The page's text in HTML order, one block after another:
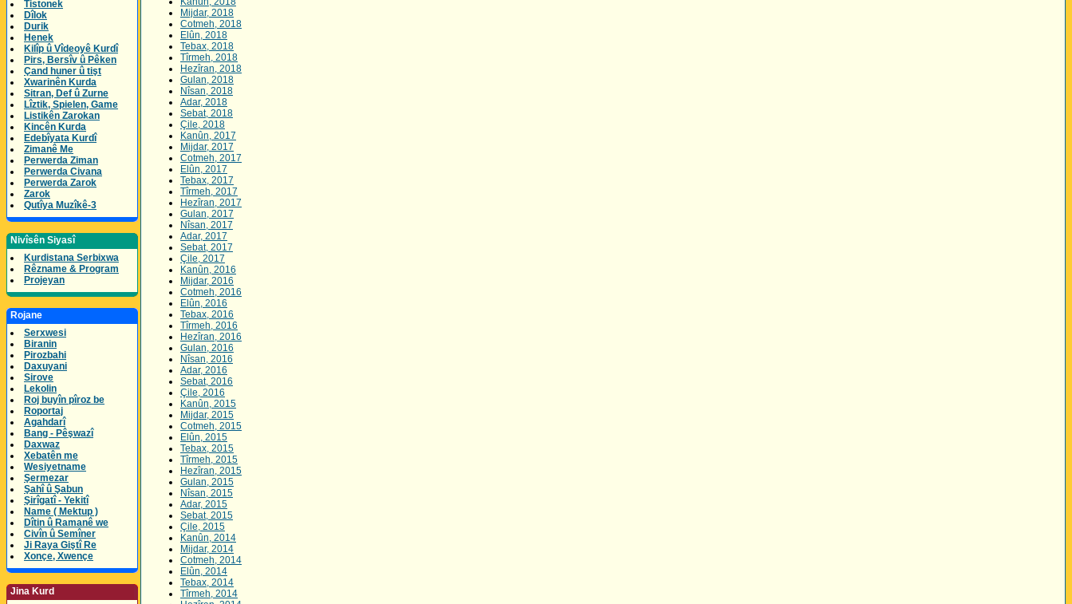
Tistonek
Dîlok
Durik
Henek
Kilîp û Vîdeoyê Kurdî
Pirs, Bersîv û Pêken
Çand huner û tişt
Xwarinên Kurda
Sitran, Def û Zurne
Lîztik, Spielen, Game
Listikên Zarokan
Kincên Kurda
Edebîyata Kurdî
Zimanê Me
Perwerda Ziman
Perwerda Civana
Perwerda Zarok
Zarok
Qutîya Muzîkê-3
Nivîsên Siyasî
Kurdistana Serbixwa
Rêzname & Program
Projeyan
Rojane
Serxwesi
Biranin
Pirozbahi
Daxuyani
Sirove
Lekolin
Roj buyîn pîroz be
Roportaj
Agahdarî
Bang - Pêşwazî
Daxwaz
Xebatên me
Wesiyetname
Şermezar
Şahî û Şabun
Şirîgatî - Yekitî
Name ( Mektup )
Dîtin û Ramanê we
Civîn û Semîner
Ji Raya Giştî Re
Xonçe, Xwençe
Jina Kurd
Mijdar, 2018
Cotmeh, 2018
Elûn, 2018
Tebax, 2018
Tîrmeh, 2018
Hezîran, 2018
Gulan, 2018
Nîsan, 2018
Adar, 2018
Sebat, 2018
Çile, 2018
Kanûn, 2017
Mijdar, 2017
Cotmeh, 2017
Elûn, 2017
Tebax, 2017
Tîrmeh, 2017
Hezîran, 2017
Gulan, 2017
Nîsan, 2017
Adar, 2017
Sebat, 2017
Çile, 2017
Kanûn, 2016
Mijdar, 2016
Cotmeh, 2016
Elûn, 2016
Tebax, 2016
Tîrmeh, 2016
Hezîran, 2016
Gulan, 2016
Nîsan, 2016
Adar, 2016
Sebat, 2016
Çile, 2016
Kanûn, 2015
Mijdar, 2015
Cotmeh, 2015
Elûn, 2015
Tebax, 2015
Tîrmeh, 2015
Hezîran, 2015
Gulan, 2015
Nîsan, 2015
Adar, 2015
Sebat, 2015
Çile, 2015
Kanûn, 2014
Mijdar, 2014
Cotmeh, 2014
Elûn, 2014
Tebax, 2014
Tîrmeh, 2014